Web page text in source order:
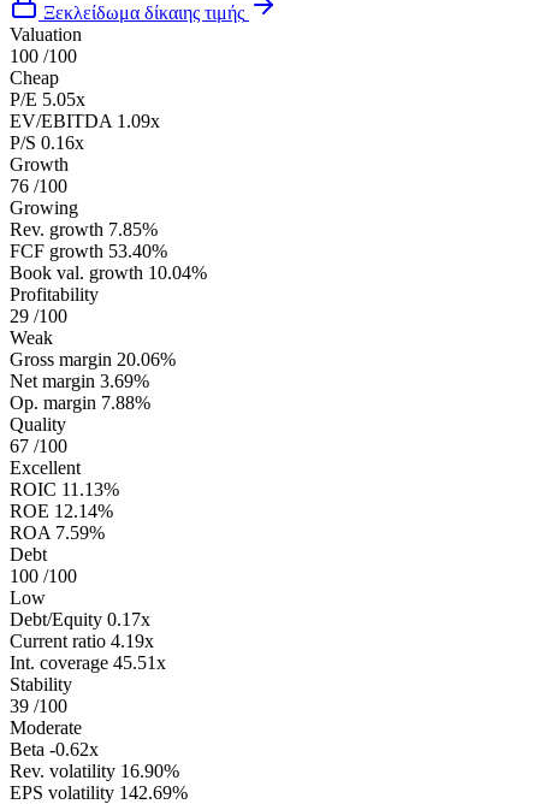
Ξεκλείδωμα δίκαιης τιμής
Valuation
100 /100
Cheap
P/E 5.05x
EV/EBITDA 1.09x
P/S 0.16x
Growth
76 /100
Growing
Rev. growth 7.85%
FCF growth 53.40%
Book val. growth 10.04%
Profitability
29 /100
Weak
Gross margin 20.06%
Net margin 3.69%
Op. margin 7.88%
Quality
67 /100
Excellent
ROIC 11.13%
ROE 12.14%
ROA 7.59%
Debt
100 /100
Low
Debt/Equity 0.17x
Current ratio 4.19x
Int. coverage 45.51x
Stability
39 /100
Moderate
Beta -0.62x
Rev. volatility 16.90%
EPS volatility 142.69%